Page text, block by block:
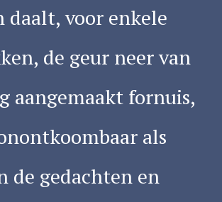
daalt, voor enkele
de geur neer van
aangemaakt fornuis,
als
de gedachten en